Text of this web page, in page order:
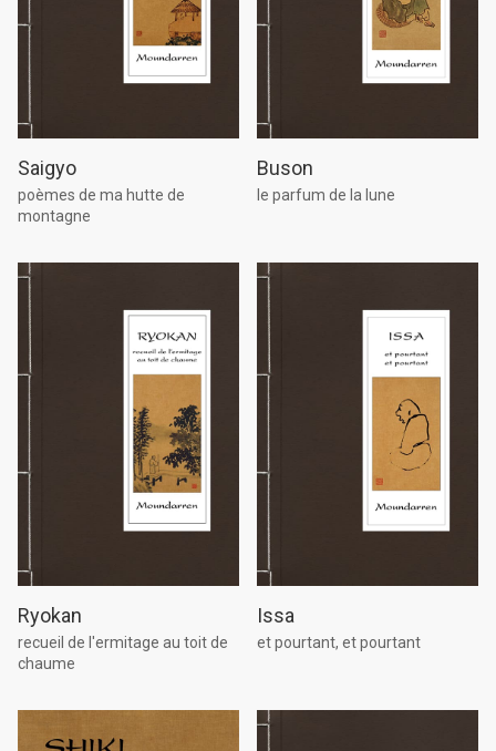
Saigyo
poèmes de ma hutte de
montagne
Buson
le parfum de la lune
Ryokan
recueil de l'ermitage au toit de
chaume
Issa
et pourtant, et pourtant